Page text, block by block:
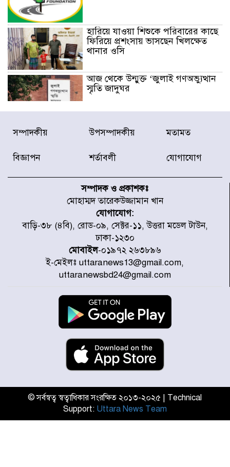
হারিয়ে যাওয়া শিশুকে পরিবারের কাছে
ফিরিয়ে প্রশংসায় ভাসছেন খিলক্ষেত
থানার ওসি
আজ থেকে উন্মুক্ত ‘জুলাই গণঅভ্যুত্থান
স্মৃতি জাদুঘর
রাজধানীর উত্তরা আঞ্চলিক পাসপোর্ট
অফিসের সামনে দালাল চক্রের ১৩ জন
করেছে র‌্যাব-১
চূড়ান্ত পর্যায়ে : ইরান
প্রত্যেক অপরাধীর বিচার এ দেশেই
হবে, সে যত শক্তিশালীই হোক না কেন,
চট্টগ্রামে জুলাই গণঅভ্যুত্থান দিবসে
প্রতিমন্ত্রী মীর হেলাল
আগামী ৫ দিন বৃষ্টির আভাস
হাসিনার বক্তব্য প্রচারে ভারতের সমর্থন
জুলাই গণঅভ্যুত্থানে আহত যোদ্ধা
মিতুর খোঁজ নিলেন প্রধানমন্ত্রী
উত্তরায় জুলাই গণঅভ্যুত্থানের ৯২
শহীদের তালিকা প্রকাশ করল JRA
সম্পাদকীয় উপসম্পাদকীয় মতামত
বিজ্ঞাপন শর্তাবলী যোগাযোগ
সম্পাদক ও প্রকাশকঃ
মোহাম্মদ তারেকউজ্জামান খান
যোগাযোগ:
বাড়ি-৩৮ (৪বি), রোড-০৯, সেক্টর-১১, উত্তরা মডেল টাউন,
ঢাকা-১২৩০
মোবাইল-০১৯৭২ ২৬৩৮৯৬
ই-মেইলঃ uttaranews13@gmail.com,
uttaranewsbd24@gmail.com
© সর্বস্বত্ব স্বত্বাধিকার সংরক্ষিত ২০১৩-২০২৫ | Technical
Support: Uttara News Team